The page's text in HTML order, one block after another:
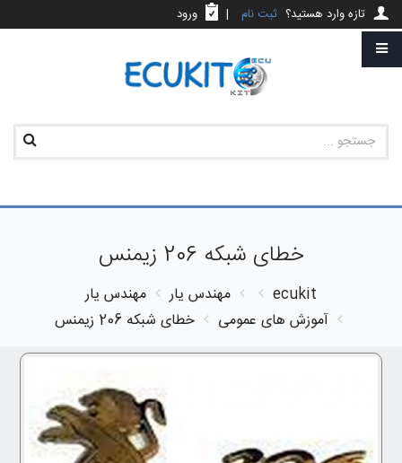
تازه وارد هستید؟ ثبت نام | ورود
خطای شبکه 206 زیمنس
ecukit مهندس یار
مهندس یار
آموزش های عمومی
خطای شبکه 206 زیمنس